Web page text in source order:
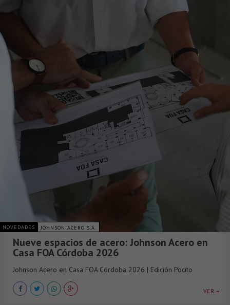
NOVEDADES JOHNSON ACERO S.A.
Nueve espacios de acero: Johnson Acero en
Casa FOA Córdoba 2026
Johnson Acero en Casa FOA Córdoba 2026 | Edición Pocito
VER +